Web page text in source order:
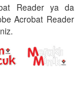
Reader ya da
Acrobat Reader